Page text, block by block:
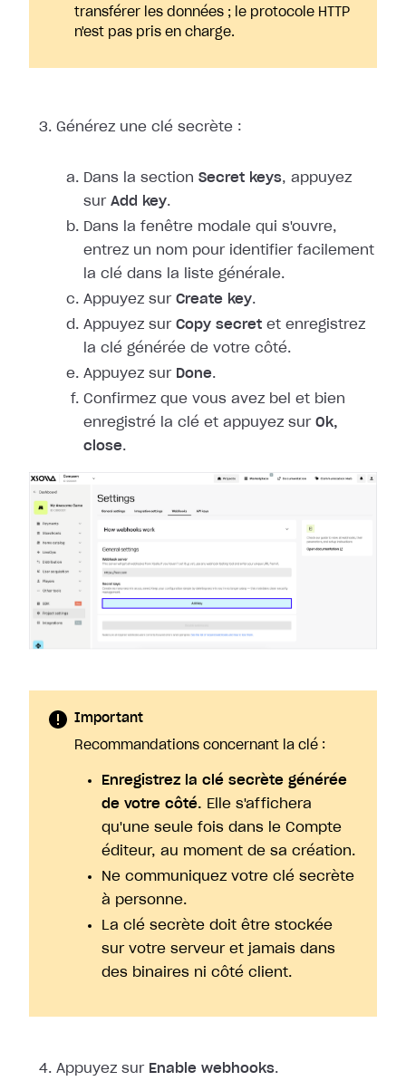
transférer les données ; le protocole HTTP
n'est pas pris en charge.
Générez une clé secrète :
Dans la section Secret keys, appuyez
sur Add key.
Dans la fenêtre modale qui s'ouvre,
entrez un nom pour identifier facilement
la clé dans la liste générale.
Appuyez sur Create key.
Appuyez sur Copy secret et enregistrez
la clé générée de votre côté.
Appuyez sur Done.
Confirmez que vous avez bel et bien
enregistré la clé et appuyez sur Ok,
close.
Important
Recommandations concernant la clé :
Enregistrez la clé secrète générée
de votre côté. Elle s'affichera
qu'une seule fois dans le Compte
éditeur, au moment de sa création.
Ne communiquez votre clé secrète
à personne.
La clé secrète doit être stockée
sur votre serveur et jamais dans
des binaires ni côté client.
Appuyez sur Enable webhooks.